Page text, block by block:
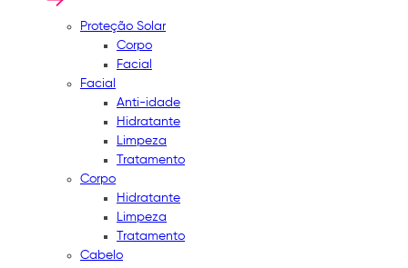
Proteção Solar
Corpo
Facial
Facial
Anti-idade
Hidratante
Limpeza
Tratamento
Corpo
Hidratante
Limpeza
Tratamento
Cabelo